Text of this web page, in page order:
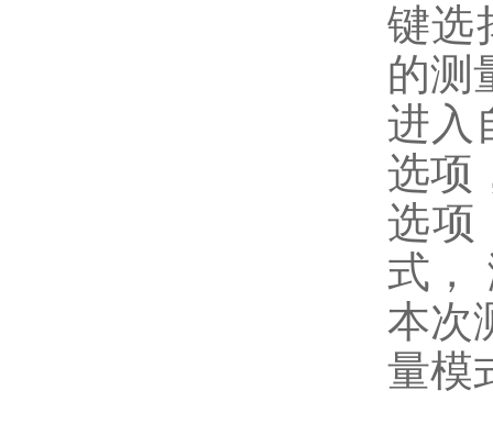
键选
的测
进入
选项
选项
式，
本次
量模